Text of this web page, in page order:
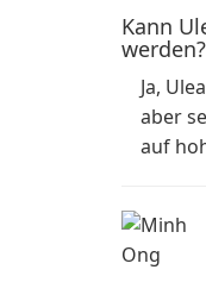
Kann
werden?
Ja,
aber
auf